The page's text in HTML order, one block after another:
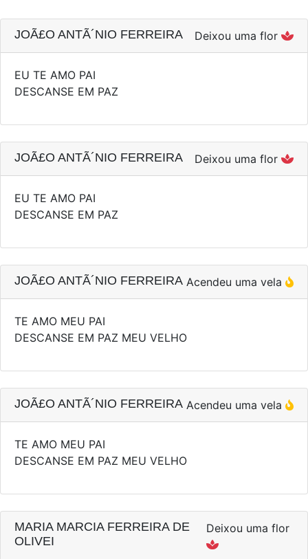
JOÃ£O ANTÃ´NIO FERREIRA Deixou uma flor
EU TE AMO PAI
DESCANSE EM PAZ
JOÃ£O ANTÃ´NIO FERREIRA Deixou uma flor
EU TE AMO PAI
DESCANSE EM PAZ
JOÃ£O ANTÃ´NIO FERREIRA Acendeu uma vela
TE AMO MEU PAI
DESCANSE EM PAZ MEU VELHO
JOÃ£O ANTÃ´NIO FERREIRA Acendeu uma vela
TE AMO MEU PAI
DESCANSE EM PAZ MEU VELHO
MARIA MARCIA FERREIRA DE
OLIVEI
Deixou uma flor